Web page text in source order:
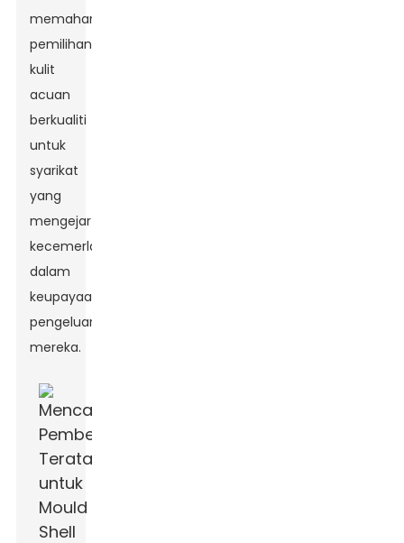
memahami
pemilihan
kulit
acuan
berkualiti
untuk
syarikat
yang
mengejar
kecemerlangan
dalam
keupayaan
pengeluaran
mereka.